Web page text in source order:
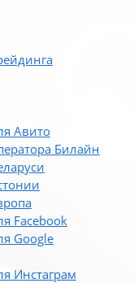
Авито
Билайн
Facebook
Google
Инстаграм